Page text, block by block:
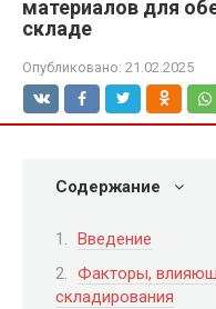
материалов для
складе
Опубликовано: 21.02.2025
Содержание
Введение
Факторы,
складирования